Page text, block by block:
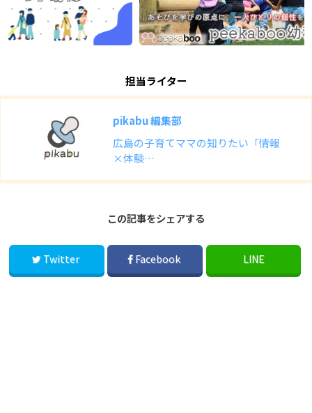
担当ライター
pikabu 編集部
広島の子育てママの知りたい「情報
×体験…
この記事をシェアする
Twitter Facebook LINE